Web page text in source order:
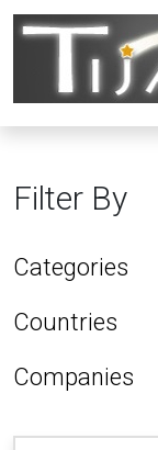
Filter By
Categories
Countries
Companies